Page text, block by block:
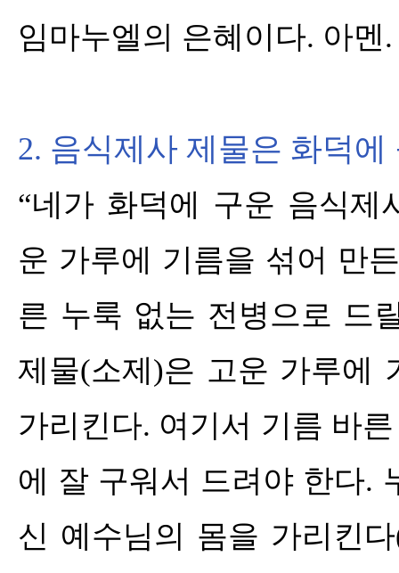
임마누엘의 은혜이다. 아멘.
2. 음식제사 제물은 화덕에
“네가 화덕에 구운 음식제
운 가루에 기름을 섞어 만
른 누룩 없는 전병으로 드
제물(소제)은 고운 가루에
가리킨다. 여기서 기름 바
에 잘 구워서 드려야 한다.
신 예수님의 몸을 가리킨다